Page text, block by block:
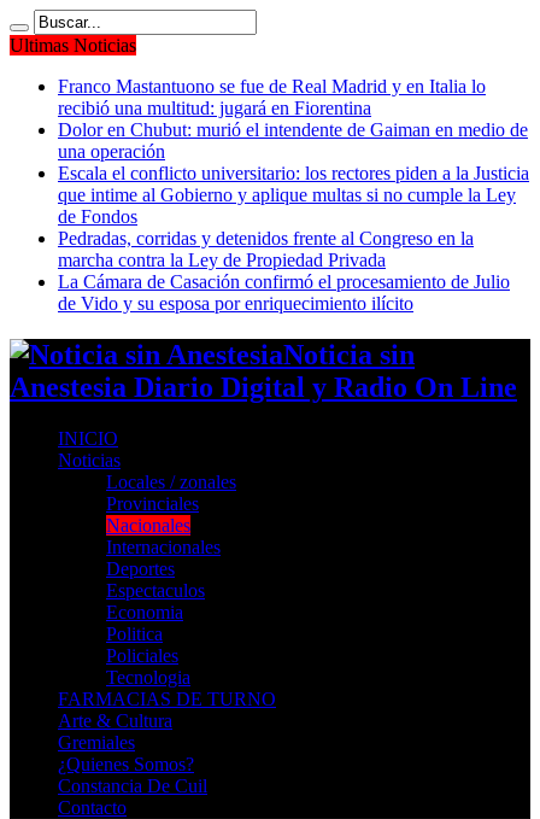
Ultimas Noticias
Franco Mastantuono se fue de Real Madrid y en Italia lo
recibió una multitud: jugará en Fiorentina
Dolor en Chubut: murió el intendente de Gaiman en medio de
una operación
Escala el conflicto universitario: los rectores piden a la Justicia
que intime al Gobierno y aplique multas si no cumple la Ley
de Fondos
Pedradas, corridas y detenidos frente al Congreso en la
marcha contra la Ley de Propiedad Privada
La Cámara de Casación confirmó el procesamiento de Julio
de Vido y su esposa por enriquecimiento ilícito
Noticia sin
Anestesia Diario Digital y Radio On Line
INICIO
Noticias
Locales / zonales
Provinciales
Nacionales
Internacionales
Deportes
Espectaculos
Economia
Politica
Policiales
Tecnologia
FARMACIAS DE TURNO
Arte & Cultura
Gremiales
¿Quienes Somos?
Constancia De Cuil
Contacto